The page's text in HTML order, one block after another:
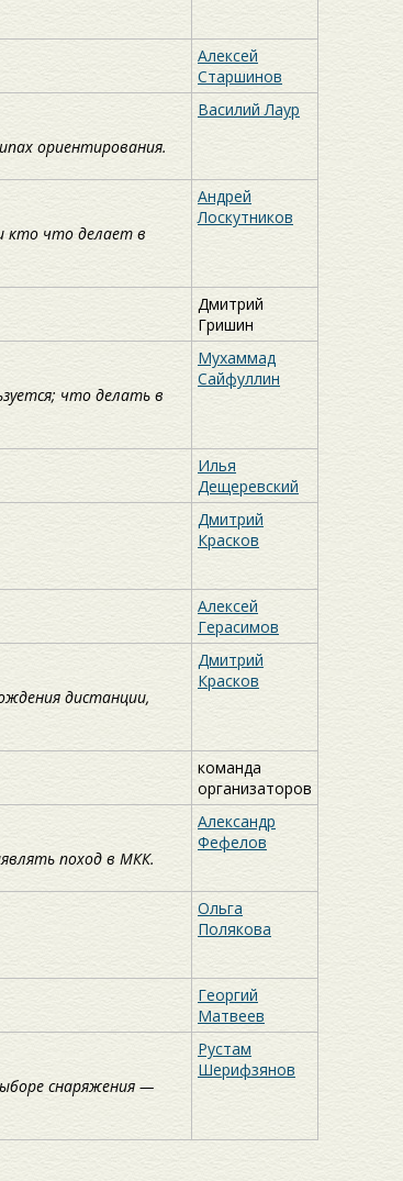
Алексей
Старшинов
ориентирования.
Василий Лаур
кто что делает в
Андрей
Лоскутников
Дмитрий
Гришин
что делать в
Мухаммад
Сайфуллин
Илья
Дещеревский
Дмитрий
Красков
Алексей
Герасимов
дистанции,
Дмитрий
Красков
команда
организаторов
поход в МКК.
Александр
Фефелов
Ольга
Полякова
Георгий
Матвеев
снаряжения —
Рустам
Шерифзянов